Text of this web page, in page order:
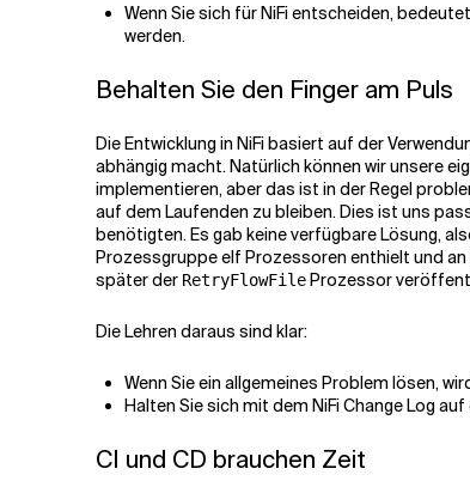
Wenn Sie sich für NiFi entscheiden,
werden.
Behalten Sie den Finger am Puls
Die Entwicklung in NiFi basiert auf der
abhängig macht. Natürlich können wir unsere
implementieren, aber das ist in der Regel
auf dem Laufenden zu bleiben. Dies ist uns
benötigten. Es gab keine verfügbare Lösung,
Prozessgruppe elf Prozessoren enthielt und
später der RetryFlowFileProzessor
Die Lehren daraus sind klar:
Wenn Sie ein allgemeines Problem lösen,
Halten Sie sich mit dem NiFi Change Log
CI und CD brauchen Zeit